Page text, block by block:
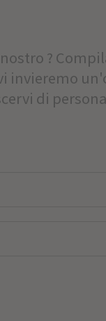
?
invieremo
di